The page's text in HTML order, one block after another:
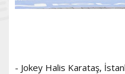
- Jokey Halis Karataş,